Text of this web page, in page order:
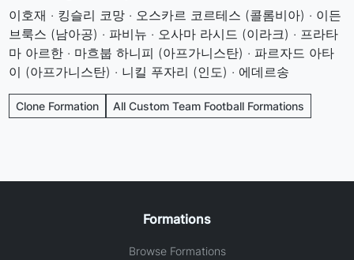
이호재 · 킹슬리 코망 · 오스카르 코르테스 (콜롬비아) · 이든
브룩스 (남아공) · 파비뉴 · 오사마 라시드 (이라크) · 프라타
마 아르한 · 마흐붑 하니피 (아프가니스탄) · 파르자드 아타
이 (아프가니스탄) · 니킬 푸자리 (인도) · 에데르송
Clone Formation All Custom Team Football Formations
Formations
Browse Formations